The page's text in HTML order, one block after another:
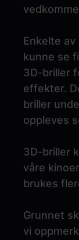
Enkelte av
kunne se
3D-briller
effekter.
briller
oppleves
3D-briller
våre
brukes
Grunnet
vi